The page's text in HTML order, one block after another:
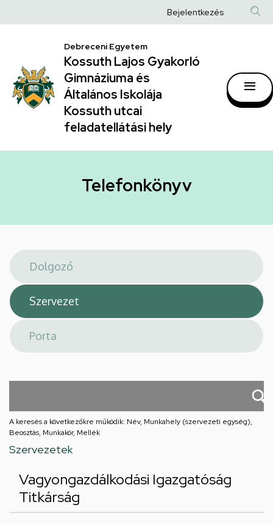
|
Kossuth
Lajos
Gyakorló
Gimnáziuma
Általános
hely
a
Anonim
fiók
Bejelentkezés
Debreceni Egyetem
Kossuth Lajos Gyakorló
Gimnáziuma és
Általános Iskolája
Kossuth utcai
feladatellátási hely
Telefonkönyv
A keresés a következőkre működik: Név, Munkahely (szervezeti egység),
Beosztás, Munkakör, Mellék
Szervezetek
Vagyongazdálkodási Igazgatóság
Titkárság